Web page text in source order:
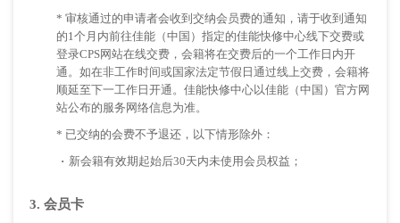
* 审核通过的申请者会收到交纳会员费的通知，请于收到通知
的1个月内前往佳能（中国）指定的佳能快修中心线下交费或
登录CPS网站在线交费，会籍将在交费后的一个工作日内开
通。如在非工作时间或国家法定节假日通过线上交费，会籍将
顺延至下一工作日开通。佳能快修中心以佳能（中国）官方网
站公布的服务网络信息为准。
* 已交纳的会费不予退还，以下情形除外：
· 新会籍有效期起始后30天内未使用会员权益；
3. 会员卡